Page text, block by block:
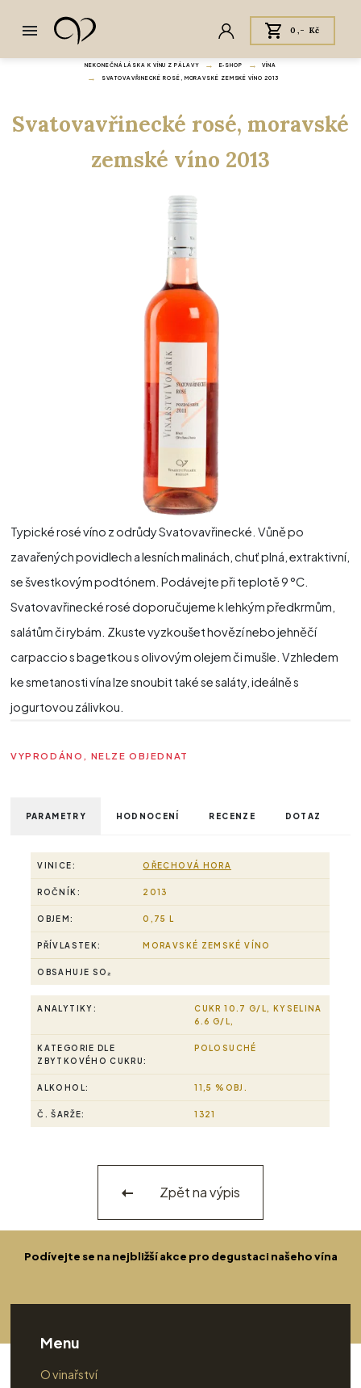
0,- Kč
NEKONEČNÁ LÁSKA K VÍNU Z PÁLAVY E‑SHOP VÍNA
SVATOVAVŘINECKÉ ROSÉ, MORAVSKÉ ZEMSKÉ VÍNO 2013
Svatovavřinecké rosé, moravské
zemské víno 2013
Typické rosé víno z odrůdy Svatovavřinecké. Vůně po
zavařených povidlech a lesních malinách, chuť plná, extraktivní,
se švestkovým podtónem. Podávejte při teplotě 9 °C.
Svatovavřinecké rosé doporučujeme k lehkým předkrmům,
salátům či rybám. Zkuste vyzkoušet hovězí nebo jehněčí
carpaccio s bagetkou s olivovým olejem či mušle. Vzhledem
ke smetanosti vína lze snoubit také se saláty, ideálně s
jogurtovou zálivkou.
VYPRODÁNO, NELZE OBJEDNAT
PARAMETRY HODNOCENÍ RECENZE DOTAZ
VINICE: OŘECHOVÁ HORA
ROČNÍK: 2013
OBJEM: 0,75 L
PŘÍVLASTEK: MORAVSKÉ ZEMSKÉ VÍNO
OBSAHUJE SO₂
ANALYTIKY:
CUKR 10.7 G/L, KYSELINA
6.6 G/L,
KATEGORIE DLE
ZBYTKOVÉHO CUKRU:
POLOSUCHÉ
ALKOHOL: 11,5 %OBJ.
Č. ŠARŽE: 1321
Zpět na výpis
Podívejte se na nejbližší akce pro degustaci našeho vína
Menu
O vinařství